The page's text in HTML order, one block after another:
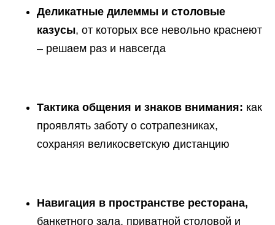
Деликатные дилеммы и столовые
казусы, от которых все невольно краснеют
– решаем раз и навсегда
Тактика общения и знаков внимания: как
проявлять заботу о сотрапезниках,
сохраняя великосветскую дистанцию
Навигация в пространстве ресторана,
банкетного зала, приватной столовой и